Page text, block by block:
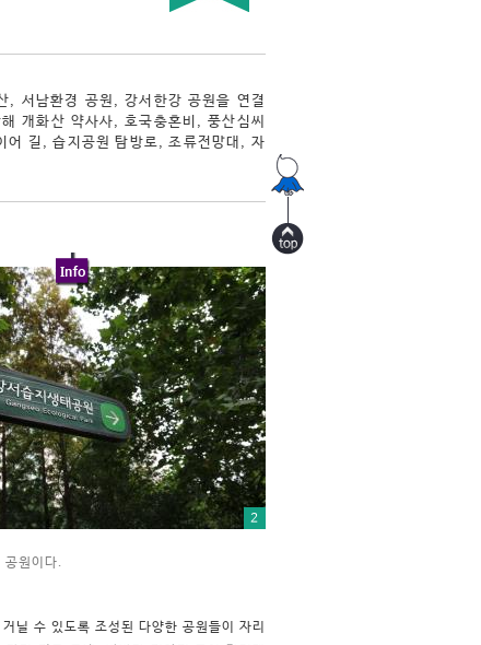
, 서남환경 공원, 강서한강 공원을 연결
개화산 약사사, 호국충혼비, 풍산심씨
어 길, 습지공원 탐방로, 조류전망대, 자
2
공원이다.
닐 수 있도록 조성된 다양한 공원들이 자리